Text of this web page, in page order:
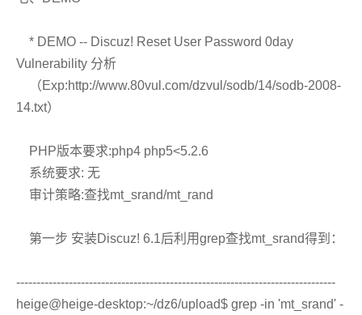
* DEMO -- Discuz! Reset User Password 0day
Vulnerability 分析
（Exp:http://www.80vul.com/dzvul/sodb/14/sodb-2008-
14.txt）
PHP版本要求:php4 php5<5.2.6
系统要求: 无
审计策略:查找mt_srand/mt_rand
第一步 安装Discuz! 6.1后利用grep查找mt_srand得到：
-------------------------------------------------------------------------------
heige@heige-desktop:~/dz6/upload$ grep -in 'mt_srand' -